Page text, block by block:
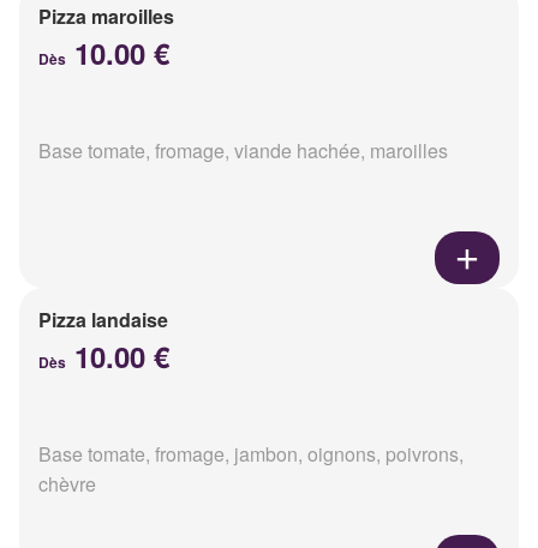
Pizza maroilles
Dès 10.00 €
Base tomate, fromage, viande hachée, maroilles
Pizza landaise
Dès 10.00 €
Base tomate, fromage, jambon, oignons, poivrons,
chèvre